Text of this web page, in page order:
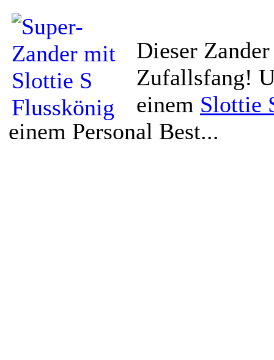
Dieser
Zufallsfang!
einem Slottie
einem Personal Best...